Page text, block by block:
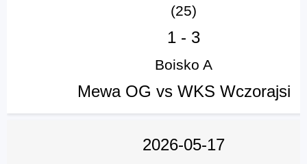
(25)
1 - 3
Boisko A
Mewa OG vs WKS Wczorajsi
2026-05-17